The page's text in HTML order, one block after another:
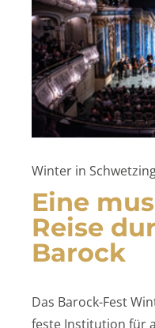
Winter in
Eine
Reise
Barock
Das Barock-Fest
feste Institution für